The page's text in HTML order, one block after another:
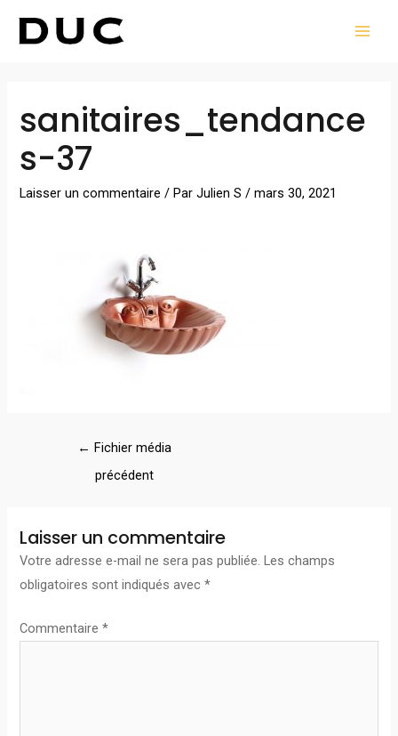
sanitaires_tendance
s-37
Laisser un commentaire / ParJulien S/mars 30, 2021
des
← Fichier média
précédent
Laisser un commentaire
Votre adresse e-mail ne sera pas publiée. Les champs
obligatoires sont indiqués avec*
Commentaire*